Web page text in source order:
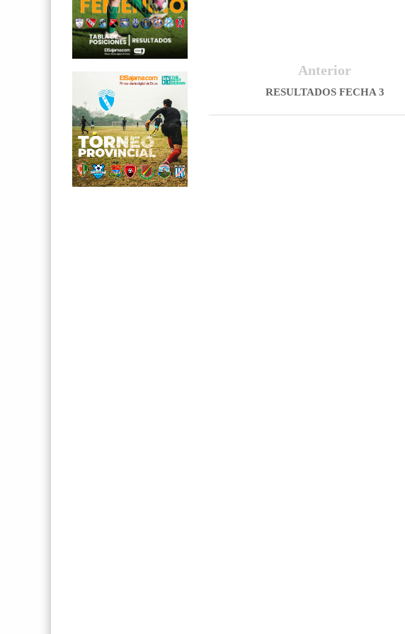
Anterior
RESULTADOS FECHA 3